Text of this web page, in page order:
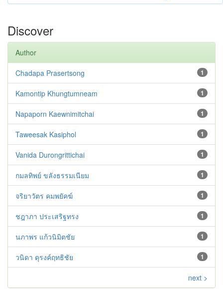
Discover
Author
1
Chadapa Prasertsong
1
Kamontip Khungtumneam
1
Napaporn Kaewnimitchai
1
Taweesak Kasiphol
1
Vanida Durongrittichai
1
กมลทิพย์ ขลังธรรมเนียม
1
จริยาวัตร คมพยัคฆ์
1
ชฎาภา ประเสริฐทรง
1
นภาพร แก้วนิมิตชัย
1
วนิดา ดุรงค์ฤทธิชัย
next >